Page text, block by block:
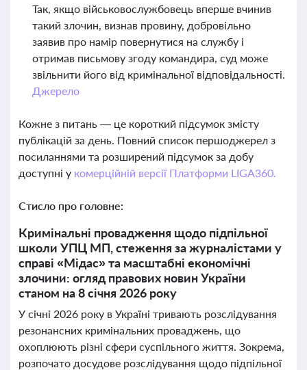
Так, якщо військовослужбовець вперше вчинив
такий злочин, визнав провину, добровільно
заявив про намір повернутися на службу і
отримав письмову згоду командира, суд може
звільнити його від кримінальної відповідальності.
Джерело
Кожне з питань — це короткий підсумок змісту
публікацій за день. Повний список першоджерел з
посиланнями та розширений підсумок за добу
доступні у комерційній версії Платформи LIGA360.
Стисло про головне:
Кримінальні провадження щодо підпільної
школи УПЦ МП, стеження за журналістами у
справі «Мідас» та масштабні економічні
злочини: огляд правових новин України
станом на 8 січня 2026 року
У січні 2026 року в Україні тривають розслідування
резонансних кримінальних проваджень, що
охоплюють різні сфери суспільного життя. Зокрема,
розпочато досудове розслідування щодо підпільної